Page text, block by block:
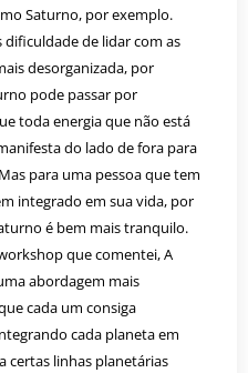
Saturno, por exemplo.
dificuldade de lidar com as
desorganizada, por
pode passar por
toda energia que não está
do lado de fora para
para uma pessoa que tem
integrado em sua vida, por
é bem mais tranquilo.
que comentei, A
abordagem mais
cada um consiga
cada planeta em
certas linhas planetárias